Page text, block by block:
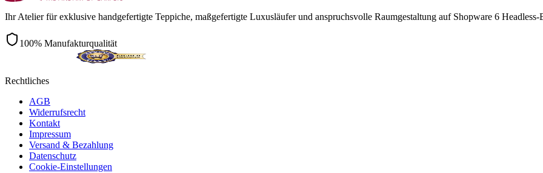
Ihr Atelier für exklusive handgefertigte Teppiche, maßgefertigte Luxusläufer und anspruchsvolle Raumgestaltung auf Shopware 6 Headless-
100% Manufakturqualität
Rechtliches
AGB
Widerrufsrecht
Kontakt
Impressum
Versand & Bezahlung
Datenschutz
Cookie-Einstellungen